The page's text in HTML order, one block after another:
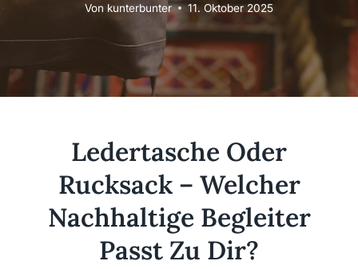
Von kunterbunter 11. Oktober 2025
Ledertasche Oder
Rucksack – Welcher
Nachhaltige Begleiter
Passt Zu Dir?